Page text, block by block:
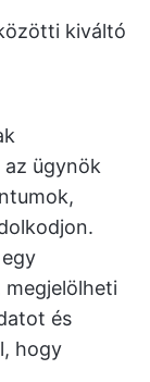
kiváltó
ügynök
és
hogy